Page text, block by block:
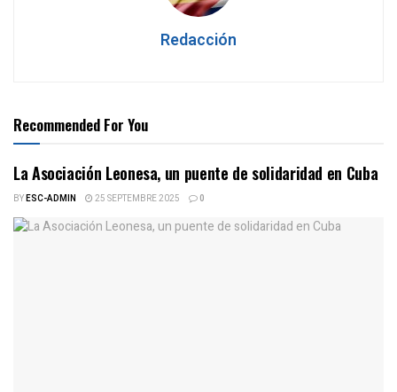
Redacción
Recommended For You
La Asociación Leonesa, un puente de solidaridad en Cuba
BYESC-ADMIN 25 SEPTEMBRE 2025 0